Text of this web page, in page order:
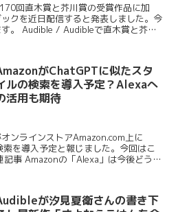
回直木賞と芥川賞の受賞作品に加
クを近日配信すると発表しました。今
。 Audible / Audibleで直木賞と芥川
がChatGPTに似たスタ
ルの検索を導入予定？Alexaへ
活用も期待
ンラインストアAmazon.com上に
を導入予定と報じました。今回はこ
事 Amazonの「Alexa」は今後どうな
が汐見夏衛さんの書き下